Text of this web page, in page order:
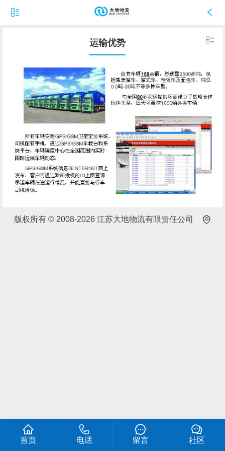
运输优势
版权所有 © 2008-2026 江苏大地物流有限责任公司
首页 电话 留言 社区